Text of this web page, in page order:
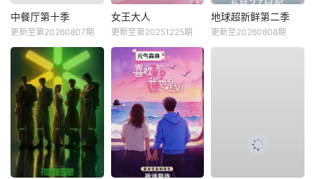
中餐厅第十季
更新至第20260807期
女王大人
更新至第20251225期
地球超新鲜第二季
更新至20260808期